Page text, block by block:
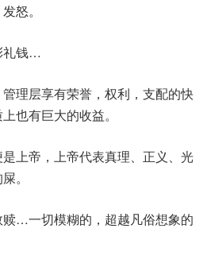
怒。
礼钱…
理层享有荣誉，权利，支配的快
也有巨大的收益。
上帝，上帝代表真理、正义、光
。
…一切模糊的，超越凡俗想象的